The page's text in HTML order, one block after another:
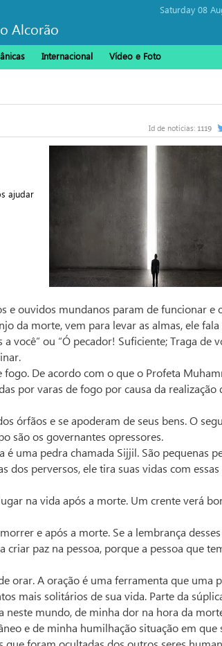
Alcorão
Saturday 08
Internacional Vídeo e Foto
Id de notícias: 1119
ajudar
e ouvidos mundanos param de funcionar e
da morte, vem para levar as almas, ele fala
você” ou “Ó pecador! Suficiente; Traga de
De acordo com o que o Profeta
por varas de fogo por causa da realização
órfãos e se apoderam de seus bens. O
são os governantes opressores.
uma pedra chamada Sijjil. São pequenas
dos perversos, ele tira suas vidas com essas
na vida após a morte. Um crente verá
e após a morte. Se a lembrança desses
paz na pessoa, porque a pessoa que
orar. A oração é uma ferramenta que uma
mais solitários de sua vida. Parte da
neste mundo, de minha dor na hora da
e de minha humilhação situação em que